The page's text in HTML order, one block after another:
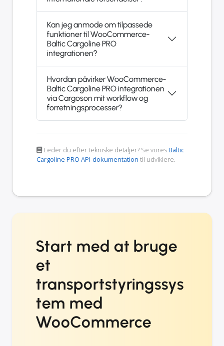
Kan jeg anmode om tilpassede
funktioner til WooCommerce-
Baltic Cargoline PRO
integrationen?
Hvordan påvirker WooCommerce-
Baltic Cargoline PRO integrationen
via Cargoson mit workflow og
forretningsprocesser?
Leder du efter tekniske detaljer? Se voresBaltic
Cargoline PRO API-dokumentation til udviklere.
Start med at bruge
et
transportstyringssys
tem med
WooCommerce